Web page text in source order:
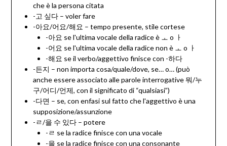
che è la persona citata
-고 싶다 – voler fare
-아요/어요/해요 – tempo presente, stile cortese
-아요 se l'ultima vocale della radice è ㅗ o ㅏ
-어요 se l'ultima vocale della radice non è ㅗ o ㅏ
-해요 se il verbo/aggettivo finisce con -하다
-든지 – non importa cosa/quale/dove, se… o… (può
anche essere associato alle parole interrogative 뭐/누
구/어디/언제, con il significato di “qualsiasi”)
-다면 – se, con enfasi sul fatto che l'aggettivo è una
supposizione/assunzione
-ㄹ/을 수 있다 – potere
-ㄹ se la radice finisce con una vocale
-을 se la radice finisce con una consonante